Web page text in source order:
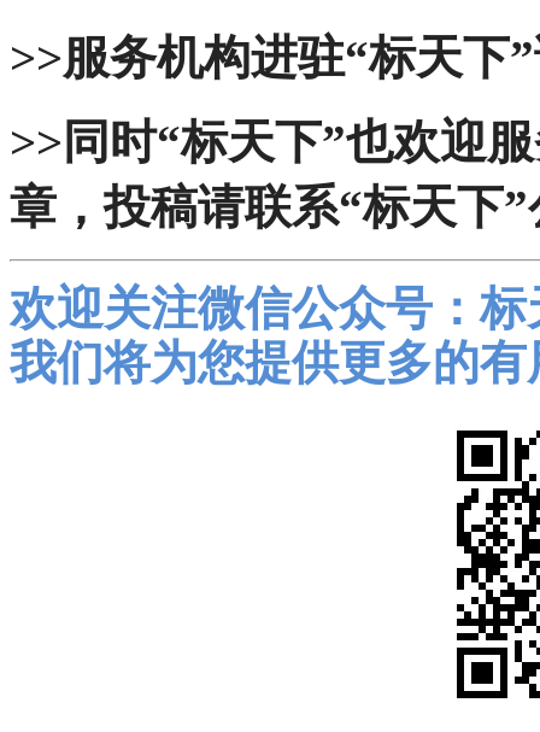
>>服务机构进驻“标天下
>>同时“标天下”也欢迎
章，投稿请联系“标天下
欢迎关注微信公众号：
我们将为您提供更多的